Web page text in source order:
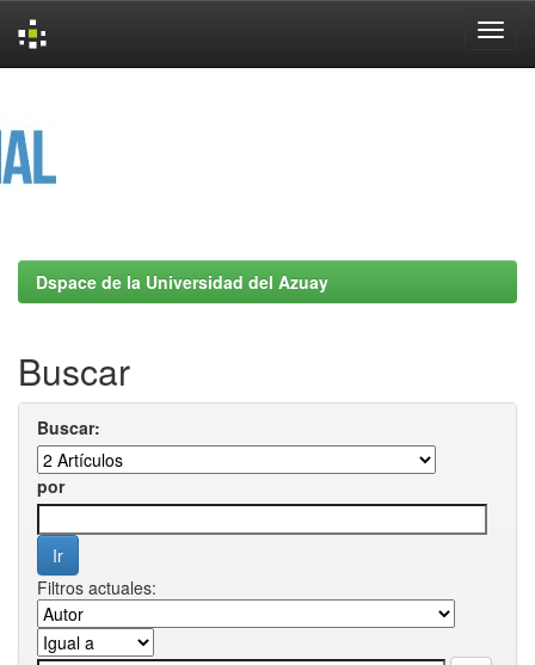
Dspace de la Universidad del Azuay
Buscar
Buscar:
por
Filtros actuales: